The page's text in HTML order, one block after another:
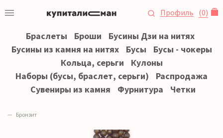
Профиль (0)
Браслеты Броши
Бусины Дзи на нитях
Бусины из камня на нитях
Бусы
Бусы - чокеры
Кольца, серьги
Кулоны
Наборы (бусы, браслет, серьги)
Распродажа
Сувениры из камня
Фурнитура Четки
Бронзит